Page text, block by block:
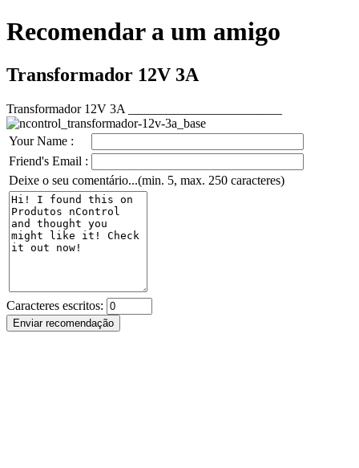
Recomendar a um amigo
Transformador 12V 3A
Transformador 12V 3A ________________________
Your Name :
Friend's Email :
Deixe o seu comentário...(min. 5, max. 250 caracteres)
Caracteres escritos: